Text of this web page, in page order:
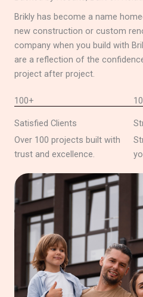
Brikly has become a name
new construction or custom
company when you build with
are a reflection of the
project after project.
100+
Satisfied Clients
Over 100 projects built with
trust and excellence.